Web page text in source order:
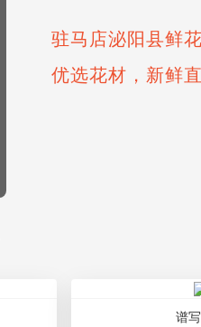
驻马店泌阳县鲜
优选花材，新鲜
谱